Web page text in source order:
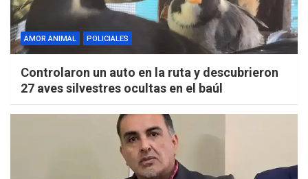
AMOR ANIMAL POLICIALES
Controlaron un auto en la ruta y descubrieron
27 aves silvestres ocultas en el baúl